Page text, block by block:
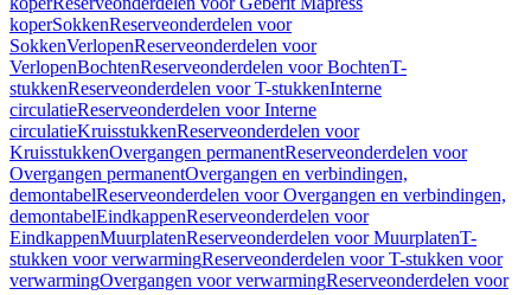
koperSokkenReserveonderdelen voor
SokkenVerlopenReserveonderdelen voor
VerlopenBochtenReserveonderdelen voor BochtenT-
stukkenReserveonderdelen voor T-stukkenInterne
circulatieReserveonderdelen voor Interne
circulatieKruisstukkenReserveonderdelen voor
KruisstukkenOvergangen permanentReserveonderdelen voor
Overgangen permanentOvergangen en verbindingen,
demontabelReserveonderdelen voor Overgangen en verbindingen,
demontabelEindkappenReserveonderdelen voor
EindkappenMuurplatenReserveonderdelen voor MuurplatenT-
stukken voor verwarmingReserveonderdelen voor T-stukken voor
verwarmingOvergangen voor verwarmingReserveonderdelen voor